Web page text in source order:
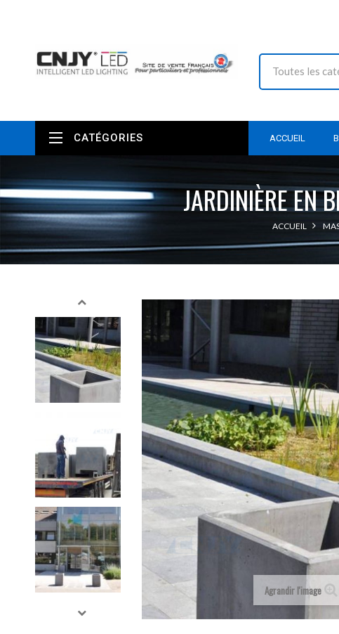
ACCUEIL
CATÉGORIES
JARDINIÈRE EN
ACCUEIL
Agrandir l'image